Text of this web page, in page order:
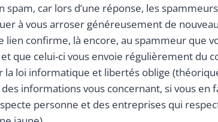
car lors d’une réponse, les
à vous arroser généreusement de
confirme, là encore, au spammeur que
que celui-ci vous envoie régulièrement du
la loi informatique et libertés oblige
informations vous concernant, si vous en
personne et des entreprises qui